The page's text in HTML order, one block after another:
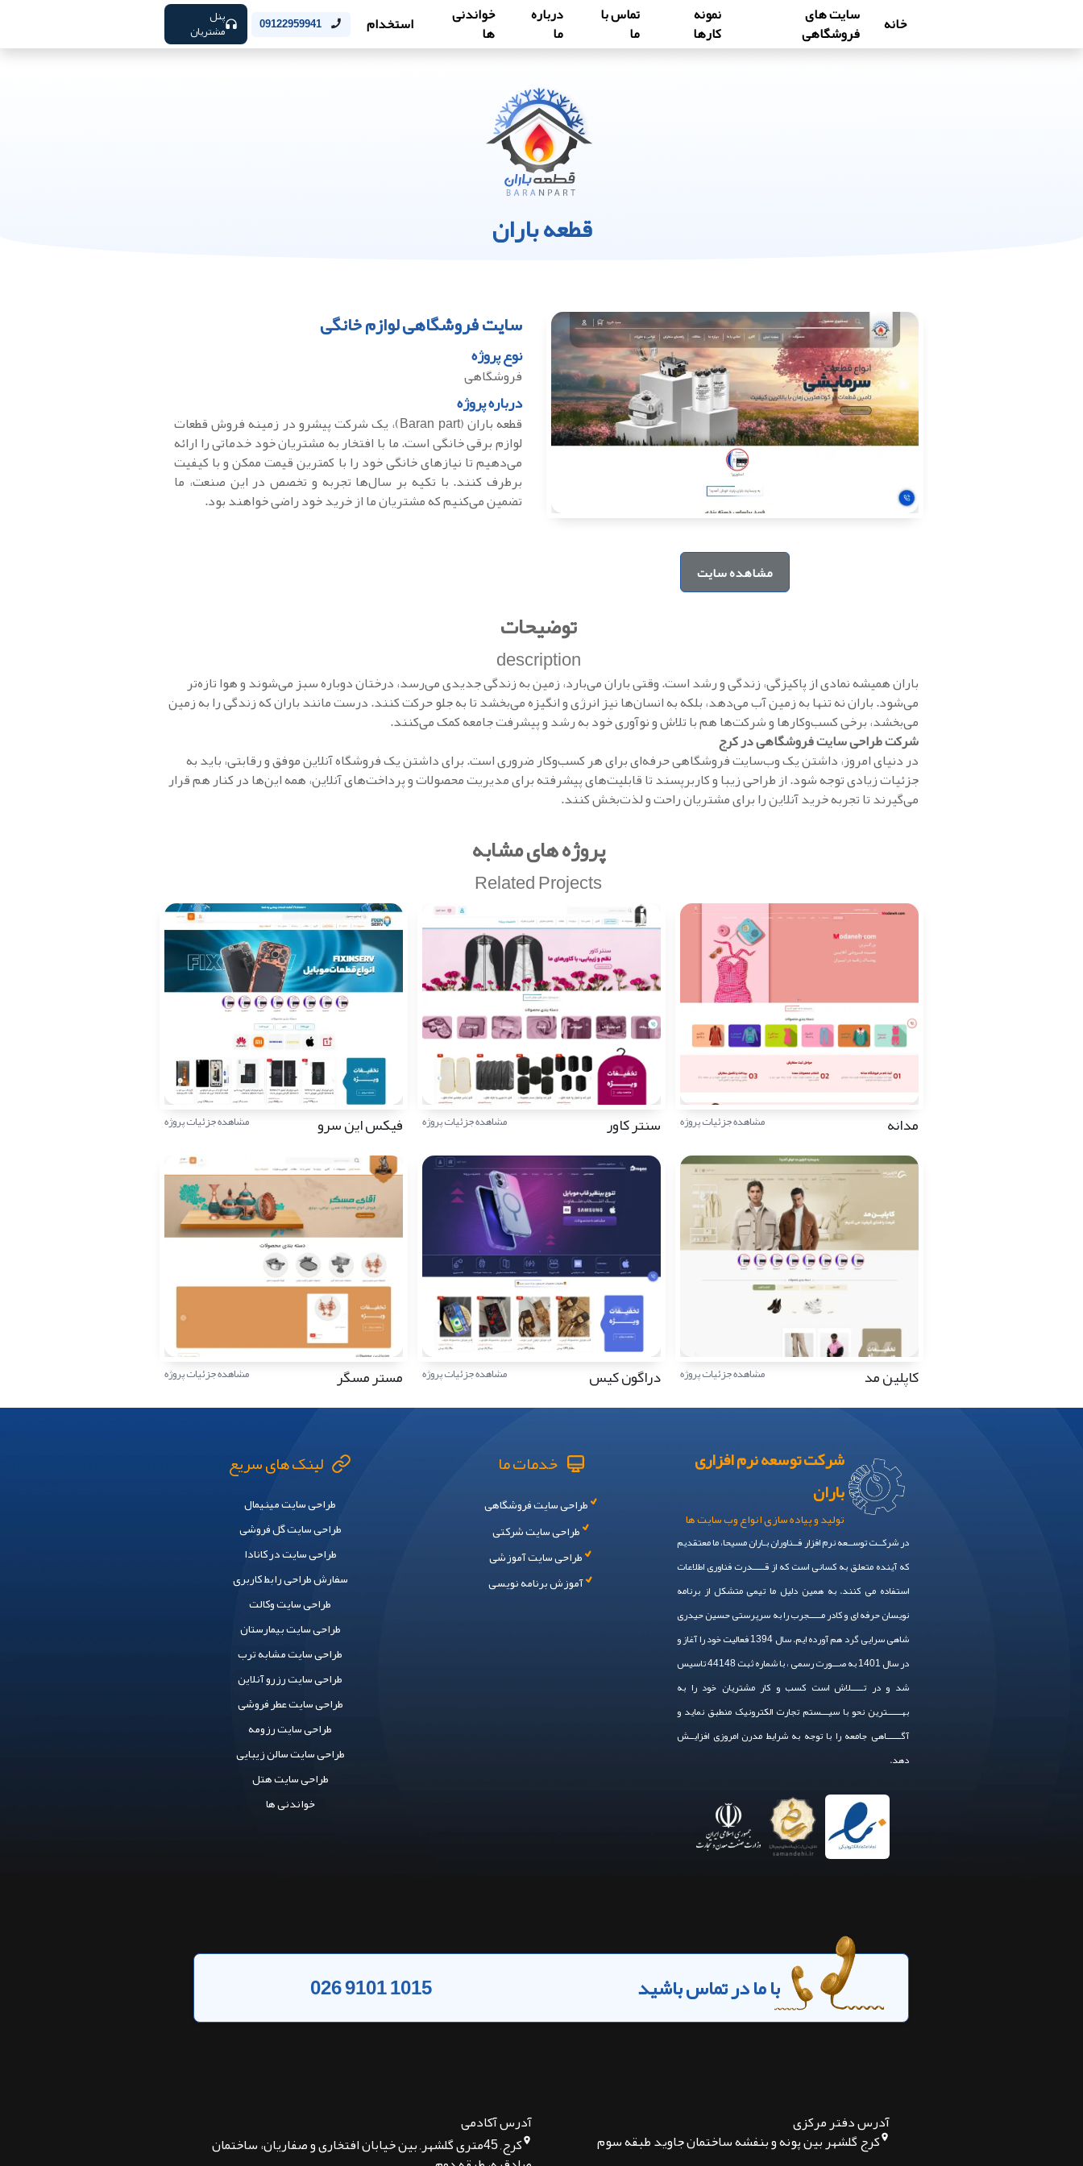
خانه سایت های
فروشگاهی
نمونه
کارها
تماس با
ما
درباره
ما
خواندنی
ها استخدام 09122959941 پنل
مشتریان
قطعه باران
مشاهده سایت
سایت فروشگاهی لوازم خانگی
نوع پروژه
فروشگاهی
درباره پروژه
قطعه باران (Baran part)، یک شرکت پیشرو در زمینه فروش قطعات
لوازم برقی خانگی است. ما با افتخار به مشتریان خود خدماتی را ارائه
می‌دهیم تا نیازهای خانگی خود را با کمترین قیمت ممکن و با کیفیت
برطرف کنند. با تکیه بر سال‌ها تجربه و تخصص در این صنعت، ما
تضمین می‌کنیم که مشتریان ما از خرید خود راضی خواهند بود.
توضیحات
description
باران همیشه نمادی از پاکیزگی، زندگی و رشد است. وقتی باران می‌بارد، زمین به زندگی جدیدی می‌رسد، درختان دوباره سبز می‌شوند و هوا تازه‌تر
می‌شود. باران نه تنها به زمین آب می‌دهد، بلکه به انسان‌ها نیز انرژی و انگیزه می‌بخشد تا به جلو حرکت کنند. درست مانند باران که زندگی را به زمین
می‌بخشد، برخی کسب‌وکارها و شرکت‌ها هم با تلاش و نوآوری خود به رشد و پیشرفت جامعه کمک می‌کنند.
شرکت طراحی سایت فروشگاهی در کرج
در دنیای امروز، داشتن یک وب‌سایت فروشگاهی حرفه‌ای برای هر کسب‌وکار ضروری است. برای داشتن یک فروشگاه آنلاین موفق و رقابتی، باید به
جزئیات زیادی توجه شود. از طراحی زیبا و کاربرپسند تا قابلیت‌های پیشرفته برای مدیریت محصولات و پرداخت‌های آنلاین، همه این‌ها در کنار هم قرار
می‌گیرند تا تجربه خرید آنلاین را برای مشتریان راحت و لذت‌بخش کنند.
پروژه های مشابه
Related Projects
مدانه مشاهده جزئیات پروژه سنتر کاور مشاهده جزئیات پروژه فیکس این سرو مشاهده جزئیات پروژه
کاپلین مد مشاهده جزئیات پروژه دراگون کیس مشاهده جزئیات پروژه مستر مسگر مشاهده جزئیات پروژه
شرکت توسعه نرم افزاری
باران
تولید و پیاده سازی انواع وب سایت ها
در شرکــت توســعه نرم افزار فــناوران بـاران مسیحا، ما معتقدیم
که آینده متعلق به کسانی است که از قـــــدرت فناوری اطلاعات
استفاده می کنند. به همین دلیل ما تیمی متشکل از برنامه
نویسان حرفه ای و کادر مـــــجرب را به سرپرستی حسین حیدری
شاهی سرایی گرد هم آورده ایم. سال 1394 فعالیت خود را آغاز و
در سال 1401 به صـــورت رسمی ، با شماره ثبت 44148 تاسیس
شد و در تـــــلاش است کسب و کار مشتریان خود را به
بهــــــترین نحو با سیـــستم تجارت الکترونیک منطبق نماید و
آگــــــاهی جامعه را با توجه به شرایط مدرن امروزی افزایــش
دهد.
خدمات ما
طراحی سایت فروشگاهی
طراحی سایت شرکتی
طراحی سایت آموزشی
آموزش برنامه نویسی
لینک های سریع
طراحی سایت مینیمال
طراحی سایت گل فروشی
طراحی سایت در کانادا
سفارش طراحی رابط کاربری
طراحی سایت وکالت
طراحی سایت بیمارستان
طراحی سایت مشابه ترب
طراحی سایت رزرو آنلاین
طراحی سایت عطر فروشی
طراحی سایت رزومه
طراحی سایت سالن زیبایی
طراحی سایت هتل
خواندنی ها
با ما در تماس باشید 026 9101 1015
آدرس دفتر مرکزی
کرج گلشهر بین پونه و بنفشه ساختمان جاوید طبقه سوم
آدرس آکادمی
کرج, 45متری گلشهر, بین خیابان افتخاری و صفاریان، ساختمان